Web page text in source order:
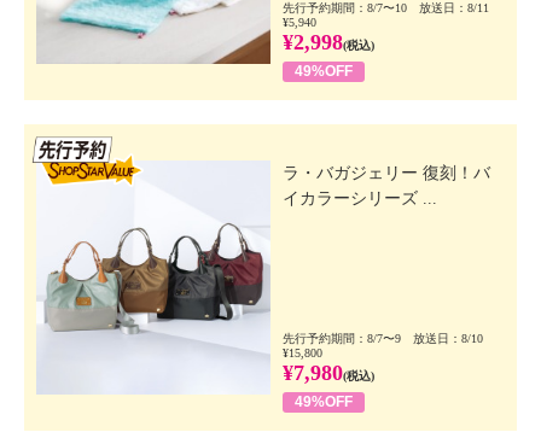
先行予約期間：8/7〜10 放送日：8/11
¥5,940
¥2,998(税込)
49%OFF
ラ・バガジェリー 復刻！バ
イカラーシリーズ ...
先行予約期間：8/7〜9 放送日：8/10
¥15,800
¥7,980(税込)
49%OFF